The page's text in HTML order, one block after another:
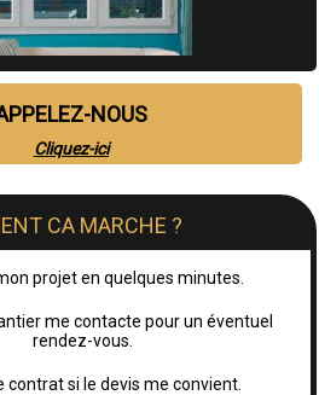
NOUS
Cliquez-ici
CA MARCHE ?
projet en quelques minutes.
me contacte pour un éventuel
rendez-vous.
contrat si le devis me convient.